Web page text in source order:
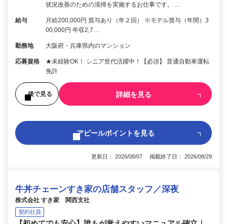
状況改善のための清掃を実施するお仕事です。 …
給与
月給200,000円 賞与あり（年２回） ※モデル賞与（年間）3
00,000円 年収2,7…
勤務地 大阪府・兵庫県内のマンション
応募資格
★未経験OK！ シニア世代活躍中！【必須】 普通自動車運転
免許
後で見る 詳細を見る
アピールポイントを見る
更新日： 2026/08/07 掲載終了日： 2026/08/29
牛丼チェーンすき家の店舗スタッフ／深夜
株式会社 すき家 関西支社
契約社員